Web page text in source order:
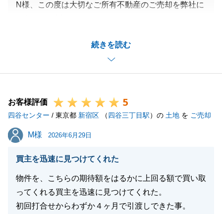
続きを読む
N様、この度は大切なご所有不動産のご売却を弊社に
ご心配をお掛けしてしまい大変申し訳ございませんで
Ｎ様のご協力のお陰で無事に決済を迎えることができ
今後、不動産に関する事でお困りのことがございまし
たらお気軽にお申し付け下さいませ。
今後とも末永いお付き合いのほど、宜しくお願い致し
ます。
お客様評価 5
四谷センター / 東京都 新宿区 （四谷三丁目駅）の 土地 を ご売却
M様
M様 2026年6月29日
買主を迅速に見つけてくれた
物件を、こちらの期待額をはるかに上回る額で買い取
ってくれる買主を迅速に見つけてくれた。
初回打合せからわずか４ヶ月で引渡しできた事。